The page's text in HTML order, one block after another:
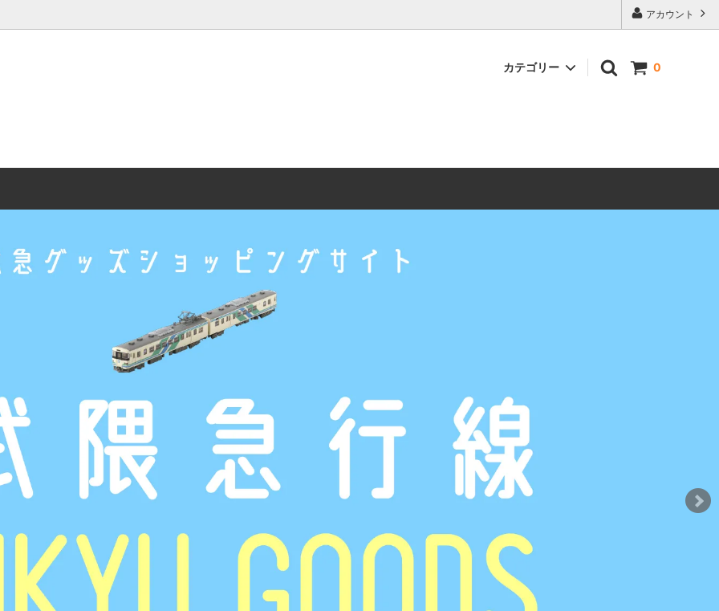
アカウント
0
カテゴリー